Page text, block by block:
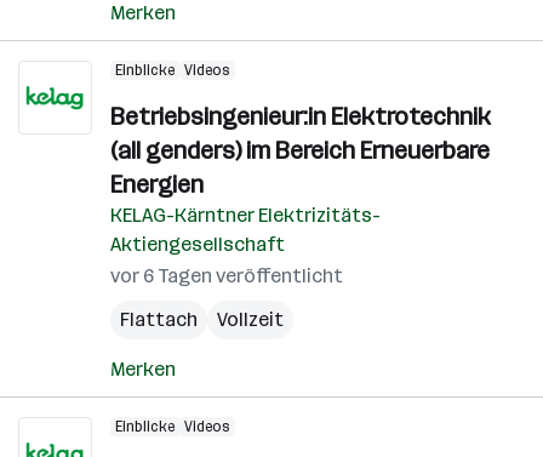
Merken
Einblicke Videos
Betriebsingenieur:in Elektrotechnik
(all genders) im Bereich Erneuerbare
Energien
KELAG-Kärntner Elektrizitäts-
Aktiengesellschaft
vor 6 Tagen veröffentlicht
Flattach
Vollzeit
Merken
Einblicke Videos